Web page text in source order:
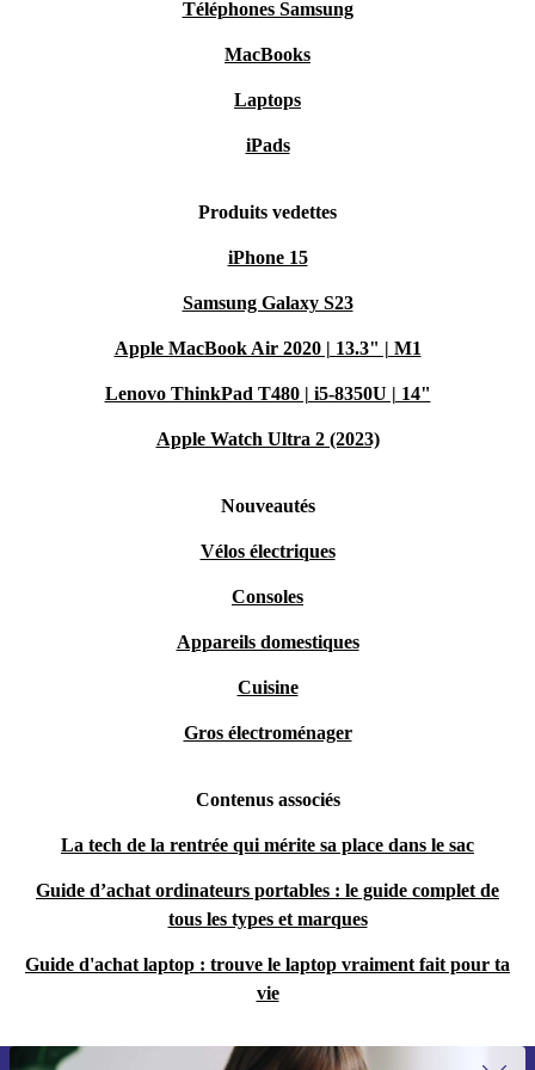
Téléphones Samsung
MacBooks
Laptops
iPads
Produits vedettes
iPhone 15
Samsung Galaxy S23
Apple MacBook Air 2020 | 13.3" | M1
Lenovo ThinkPad T480 | i5-8350U | 14"
Apple Watch Ultra 2 (2023)
Nouveautés
Vélos électriques
Consoles
Appareils domestiques
Cuisine
Gros électroménager
Contenus associés
La tech de la rentrée qui mérite sa place dans le sac
Guide d’achat ordinateurs portables : le guide complet de
tous les types et marques
Guide d'achat laptop : trouve le laptop vraiment fait pour ta
vie